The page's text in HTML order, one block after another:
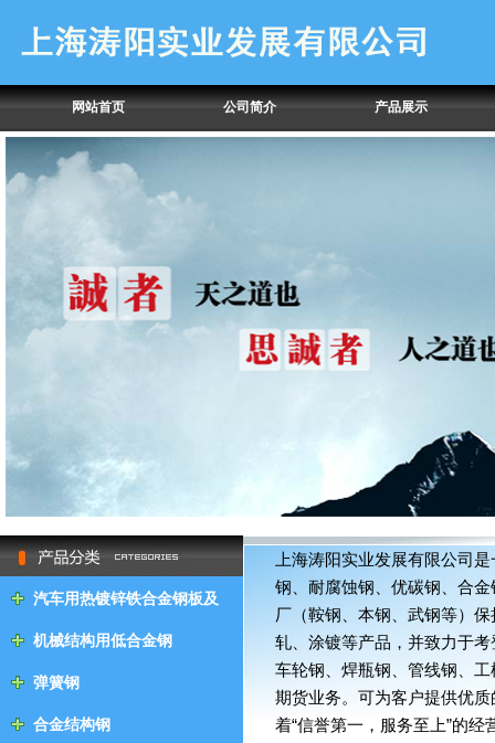
网站首页 公司简介 产品展示
null
汽车用热镀锌铁合金钢板及
钢带机械结构用低合金钢
弹簧钢
合金结构钢
上海涛阳实业发展有限公司
钢、耐腐蚀钢、优碳钢、合
厂（鞍钢、本钢、武钢等）
轧、涂镀等产品，并致力于
车轮钢、焊瓶钢、管线钢、
期货业务。可为客户提供优
着“信誉第一，服务至上”的